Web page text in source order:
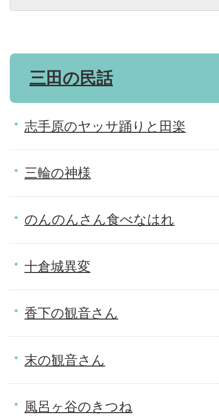
三田の民話
志手原のヤッサ踊りと田楽
三輪の神様
のんのんさん食べなはれ
十倉城異変
香下の観音さん
末の観音さん
風呂ヶ谷のきつね